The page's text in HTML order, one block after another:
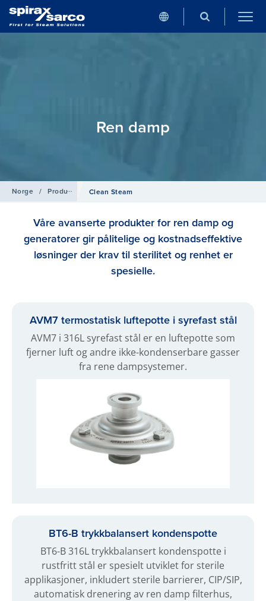
Ren damp
Norge / Produkter Clean Steam
Våre avanserte produkter for ren damp og
generatorer gir pålitelige og kostnadseffektive
løsninger der krav til sterilitet og renhet er
spesielle.
AVM7 termostatisk luftepotte i syrefast stål
AVM7 i 316L syrefast stål er en luftepotte som
fjerner luft og andre ikke-kondenserbare gasser
fra rene dampsystemer.
BT6-B trykkbalansert kondenspotte
BT6-B 316L trykkbalansert kondenspotte i
rustfritt stål er spesielt utviklet for sterile
applikasjoner, inkludert sterile barrierer, CIP/SIP,
automatisk drenering av ren damp filterhus,